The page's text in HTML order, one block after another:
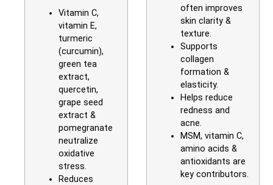
Vitamin C,
vitamin E,
turmeric
(curcumin),
green tea
extract,
quercetin,
grape seed
extract &
pomegranate
neutralize
oxidative
stress.
Reduces
often improves
skin clarity &
texture.
Supports
collagen
formation &
elasticity.
Helps reduce
redness and
acne.
MSM, vitamin C,
amino acids &
antioxidants are
key contributors.